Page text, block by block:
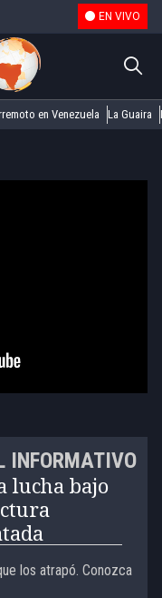
EN VIVO
en Venezuela La Guaira
INFORMATIVO
lucha bajo
los atrapó. Conozca